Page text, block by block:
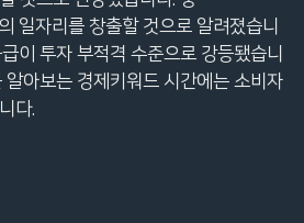
일자리를 창출할 것으로 알려졌습니
이 투자 부적격 수준으로 강등됐습니
알아보는 경제키워드 시간에는 소비자
다.